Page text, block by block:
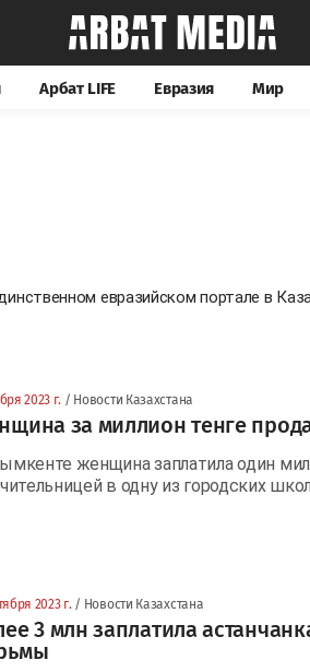
Арбат LIFE Евразия Мир
евразийском портале в
2023 г. / Новости Казахстана
за миллион тенге
женщина заплатила один
в одну из городских школ
2023 г. / Новости Казахстана
3 млн заплатила